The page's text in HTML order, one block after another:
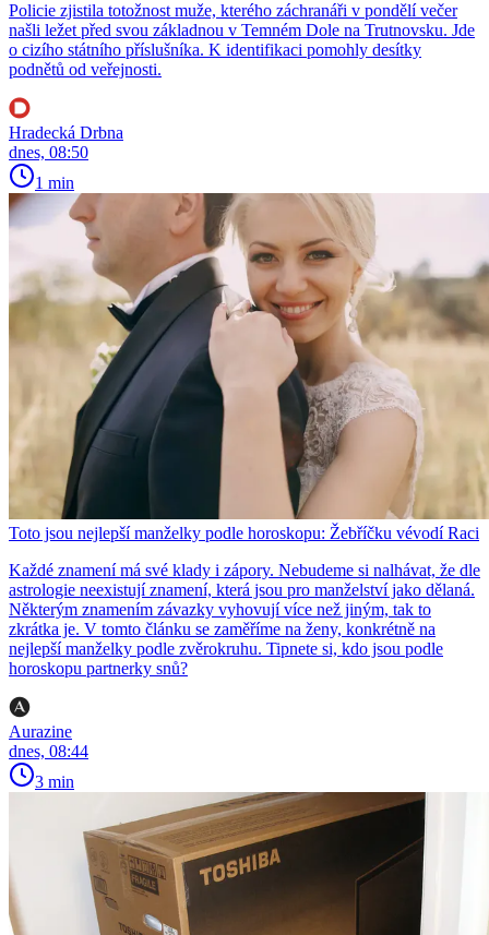
Policie zjistila totožnost muže, kterého záchranáři v pondělí večer
našli ležet před svou základnou v Temném Dole na Trutnovsku. Jde
o cizího státního příslušníka. K identifikaci pomohly desítky
podnětů od veřejnosti.
Hradecká Drbna
dnes, 08:50
1 min
Toto jsou nejlepší manželky podle horoskopu: Žebříčku vévodí Raci
Každé znamení má své klady i zápory. Nebudeme si nalhávat, že dle
astrologie neexistují znamení, která jsou pro manželství jako dělaná.
Některým znamením závazky vyhovují více než jiným, tak to
zkrátka je. V tomto článku se zaměříme na ženy, konkrétně na
nejlepší manželky podle zvěrokruhu. Tipnete si, kdo jsou podle
horoskopu partnerky snů?
Aurazine
dnes, 08:44
3 min